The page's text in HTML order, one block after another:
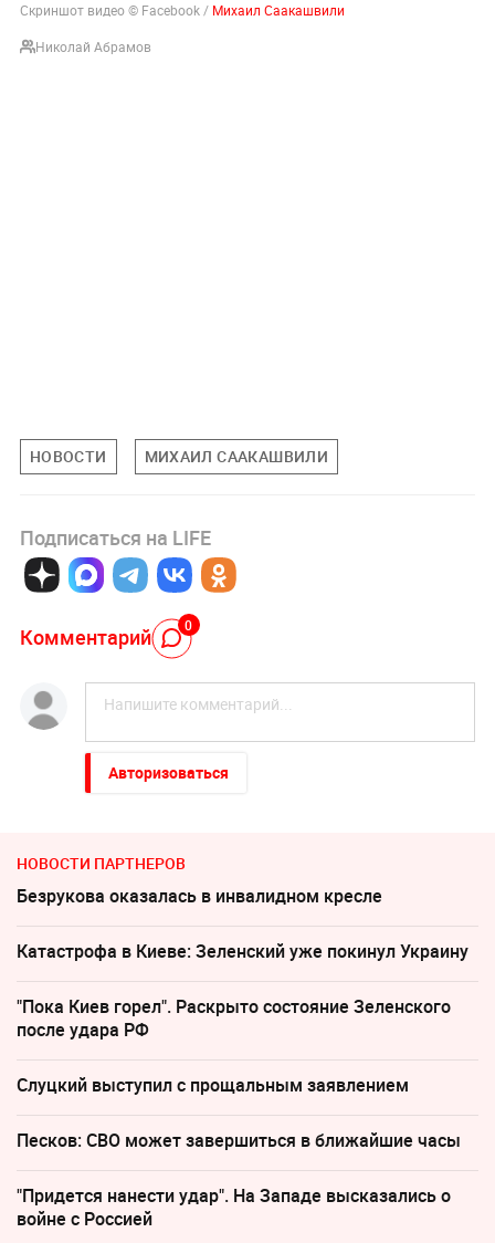
Скриншот видео © Facebook / Михаил Саакашвили
Николай Абрамов
НОВОСТИ МИХАИЛ СААКАШВИЛИ
Подписаться на LIFE
Комментарий 0
Авторизоваться
НОВОСТИ ПАРТНЕРОВ
Безрукова оказалась в инвалидном кресле
Катастрофа в Киеве: Зеленский уже покинул Украину
"Пока Киев горел". Раскрыто состояние Зеленского
после удара РФ
Слуцкий выступил с прощальным заявлением
Песков: СВО может завершиться в ближайшие часы
"Придется нанести удар". На Западе высказались о
войне с Россией